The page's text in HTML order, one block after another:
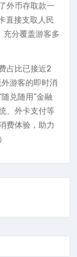
外币存取款一
直接支取人民
充分覆盖游客多
占比已接近2
游客的即时消
兑随用”金融
、外卡支付等
费体验，助力